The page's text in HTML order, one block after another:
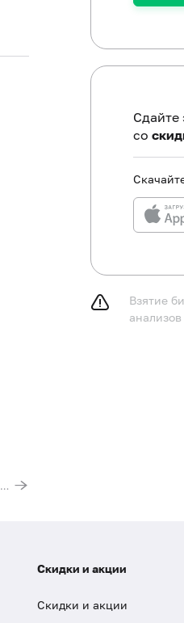
Ангиотензинпревращающий фермент сыворотки
Сдайте
со
Взятие
Скидки и акции
Скидки и акции